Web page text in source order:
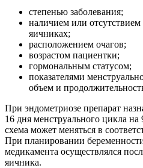
степенью заболевания;
наличием или
яичниках;
расположением очагов;
возрастом пациентки;
гормональным статусом;
показателями
объем и
При эндометриозе препарат
16 дня менструального цикла на
схема может меняться в
При планировании
медикамента осуществлялся
яичника.